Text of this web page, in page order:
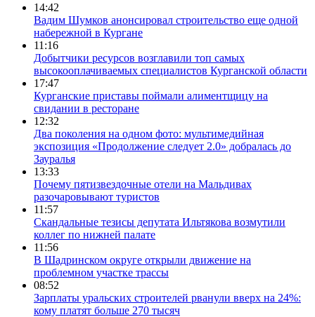
14:42
Вадим Шумков анонсировал строительство еще одной
набережной в Кургане
11:16
Добытчики ресурсов возглавили топ самых
высокооплачиваемых специалистов Курганской области
17:47
Курганские приставы поймали алиментщицу на
свидании в ресторане
12:32
Два поколения на одном фото: мультимедийная
экспозиция «Продолжение следует 2.0» добралась до
Зауралья
13:33
Почему пятизвездочные отели на Мальдивах
разочаровывают туристов
11:57
Скандальные тезисы депутата Ильтякова возмутили
коллег по нижней палате
11:56
В Шадринском округе открыли движение на
проблемном участке трассы
08:52
Зарплаты уральских строителей рванули вверх на 24%:
кому платят больше 270 тысяч